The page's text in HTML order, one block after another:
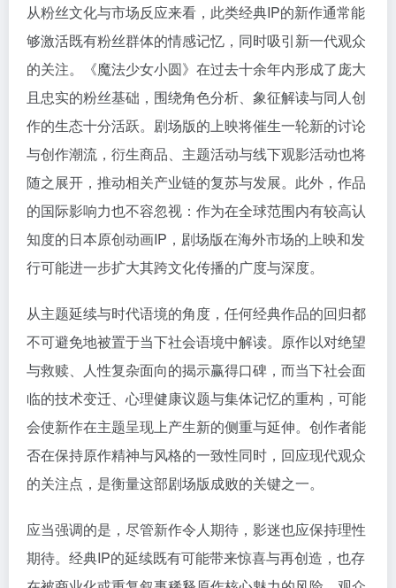
从粉丝文化与市场反应来看，此类经典IP的新作通常能
够激活既有粉丝群体的情感记忆，同时吸引新一代观众
的关注。《魔法少女小圆》在过去十余年内形成了庞大
且忠实的粉丝基础，围绕角色分析、象征解读与同人创
作的生态十分活跃。剧场版的上映将催生一轮新的讨论
与创作潮流，衍生商品、主题活动与线下观影活动也将
随之展开，推动相关产业链的复苏与发展。此外，作品
的国际影响力也不容忽视：作为在全球范围内有较高认
知度的日本原创动画IP，剧场版在海外市场的上映和发
行可能进一步扩大其跨文化传播的广度与深度。
从主题延续与时代语境的角度，任何经典作品的回归都
不可避免地被置于当下社会语境中解读。原作以对绝望
与救赎、人性复杂面向的揭示赢得口碑，而当下社会面
临的技术变迁、心理健康议题与集体记忆的重构，可能
会使新作在主题呈现上产生新的侧重与延伸。创作者能
否在保持原作精神与风格的一致性同时，回应现代观众
的关注点，是衡量这部剧场版成败的关键之一。
应当强调的是，尽管新作令人期待，影迷也应保持理性
期待。经典IP的延续既有可能带来惊喜与再创造，也存